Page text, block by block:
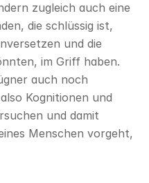
zugleich auch eine
die schlüssig ist,
und die
im Griff haben.
auch noch
Kognitionen und
und damit
Menschen vorgeht,